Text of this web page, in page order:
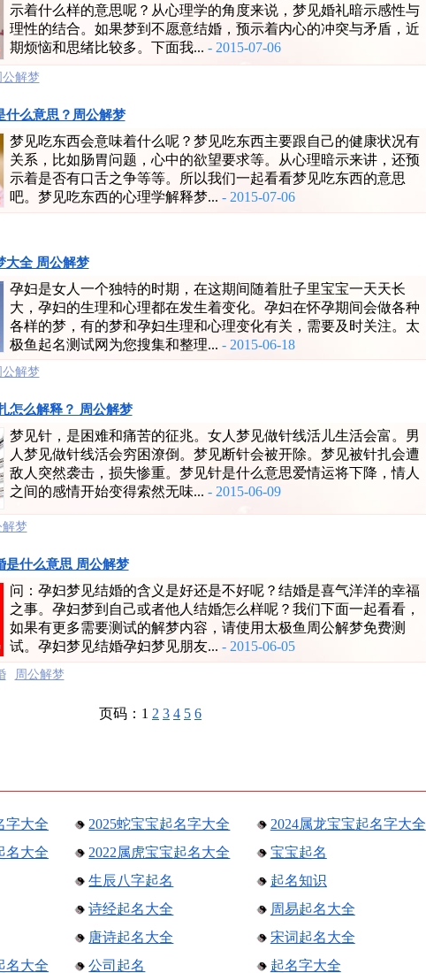
示着什么样的意思呢？从心理学的角度来说，梦见婚礼暗示感性与
理性的结合。如果梦到不愿意结婚，预示着内心的冲突与矛盾，近
期烦恼和思绪比较多。下面我... - 2015-07-06
公解梦
什么意思？周公解梦
梦见吃东西会意味着什么呢？梦见吃东西主要跟自己的健康状况有
关系，比如肠胃问题，心中的欲望要求等。从心理暗示来讲，还预
示着是否有口舌之争等等。所以我们一起看看梦见吃东西的意思
吧。梦见吃东西的心理学解释梦... - 2015-07-06
大全 周公解梦
孕妇是女人一个独特的时期，在这期间随着肚子里宝宝一天天长
大，孕妇的生理和心理都在发生着变化。孕妇在怀孕期间会做各种
各样的梦，有的梦和孕妇生理和心理变化有关，需要及时关注。太
极鱼起名测试网为您搜集和整理... - 2015-06-18
公解梦
怎么解释？ 周公解梦
梦见针，是困难和痛苦的征兆。女人梦见做针线活儿生活会富。男
人梦见做针线活会穷困潦倒。梦见断针会被开除。梦见被针扎会遭
敌人突然袭击，损失惨重。梦见针是什么意思爱情运将下降，情人
之间的感情开始变得索然无味... - 2015-06-09
解梦
是什么意思 周公解梦
问：孕妇梦见结婚的含义是好还是不好呢？结婚是喜气洋洋的幸福
之事。孕妇梦到自己或者他人结婚怎么样呢？我们下面一起看看，
如果有更多需要测试的解梦内容，请使用太极鱼周公解梦免费测
试。孕妇梦见结婚孕妇梦见朋友... - 2015-06-05
周公解梦
页码：1 2 3 4 5 6
字大全 2025蛇宝宝起名字大全
2024属龙宝宝起名字大全
名大全
2022属虎宝宝起名大全
宝宝起名
生辰八字起名
起名知识
诗经起名大全
周易起名大全
唐诗起名大全
宋词起名大全
名大全
公司起名 起名字大全